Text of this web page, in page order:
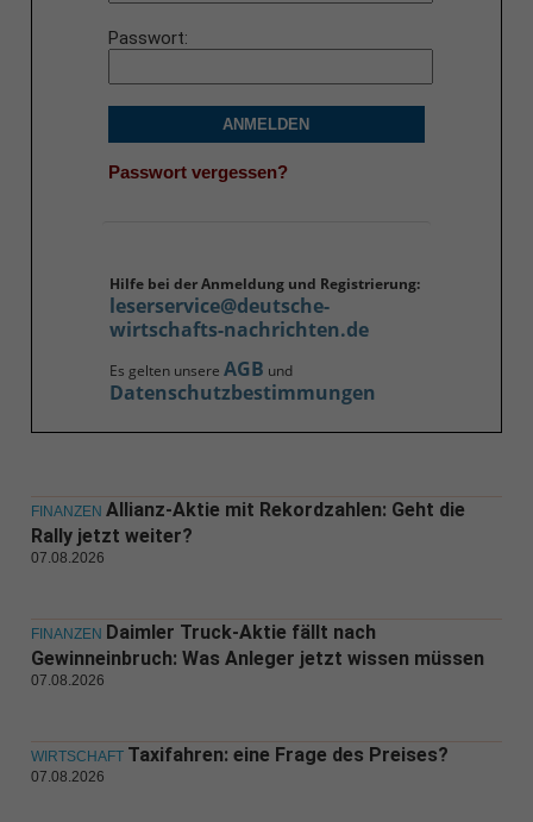
Passwort
ANMELDEN
Passwort vergessen?
Hilfe bei der Anmeldung und Registrierung:
leserservice@deutsche-
wirtschafts-nachrichten.de
Es gelten unsere AGB und
Datenschutzbestimmungen
FINANZEN Allianz-Aktie mit Rekordzahlen: Geht die
Rally jetzt weiter?
07.08.2026
FINANZEN Daimler Truck-Aktie fällt nach
Gewinneinbruch: Was Anleger jetzt wissen müssen
07.08.2026
WIRTSCHAFT Taxifahren: eine Frage des Preises?
07.08.2026